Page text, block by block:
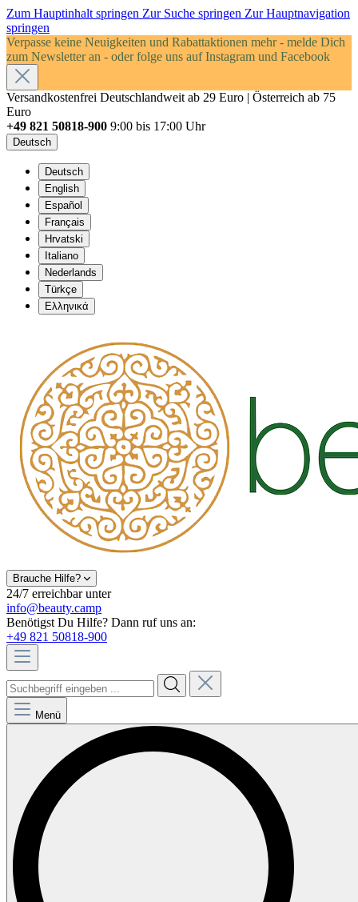
Zum Hauptinhalt springen Zur Suche springen Zur Hauptnavigation
springen
Verpasse keine Neuigkeiten und Rabattaktionen mehr - melde Dich
zum Newsletter an - oder folge uns auf Instagram und Facebook
Versandkostenfrei Deutschlandweit ab 29 Euro | Österreich ab 75
Euro
+49 821 50818-900 9:00 bis 17:00 Uhr
Deutsch
Deutsch
English
Español
Français
Hrvatski
Italiano
Nederlands
Türkçe
Ελληνικά
Brauche Hilfe?
24/7 erreichbar unter
info@beauty.camp
Benötigst Du Hilfe? Dann ruf uns an:
+49 821 50818-900
Menü